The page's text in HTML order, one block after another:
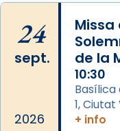
2 weeks ago
Memòria de les
Semproniana,
Acompanyant
24
sept.
2026
de la
10:30
1,
+ info